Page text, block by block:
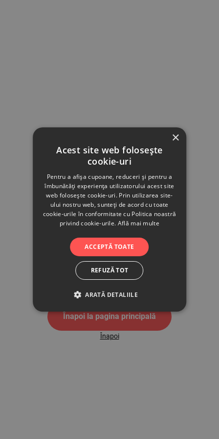
500
Înapoi la pagina principală
Înapoi
×
Acest site web folosește
cookie-uri
Pentru a afișa cupoane, reduceri și pentru a
îmbunătăți experiența utilizatorului acest site
web folosește cookie-uri. Prin utilizarea site-
ului nostru web, sunteți de acord cu toate
cookie-urile în conformitate cu Politica noastră
privind cookie-urile. Află mai multe
ACCEPTĂ TOATE
REFUZĂ TOT
ARATĂ DETALIILE